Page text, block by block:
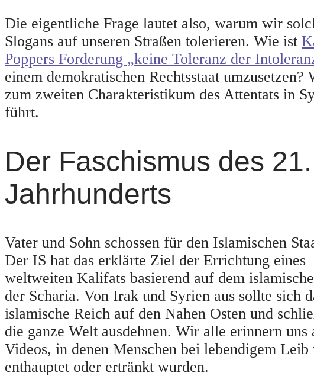
Die eigentliche Frage lautet also, warum wir
Slogans auf unseren Straßen tolerieren. Wie ist
Poppers Forderung „keine Toleranz der
einem demokratischen Rechtsstaat umzusetzen?
zum zweiten Charakteristikum des Attentats in
führt.
Der Faschismus des 21.
Jahrhunderts
Vater und Sohn schossen für den Islamischen
Der IS hat das erklärte Ziel der Errichtung eines
weltweiten Kalifats basierend auf dem
der Scharia. Von Irak und Syrien aus sollte sich
islamische Reich auf den Nahen Osten und
die ganze Welt ausdehnen. Wir alle erinnern uns
Videos, in denen Menschen bei lebendigem Leib
enthauptet oder ertränkt wurden.